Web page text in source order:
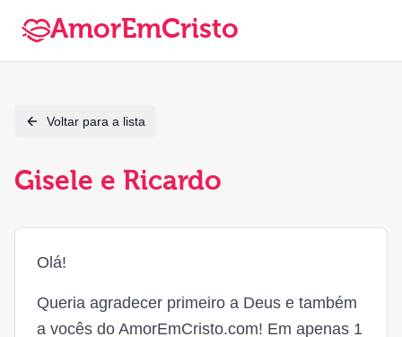
AmorEmCristo
Voltar para a lista
Gisele e Ricardo
Olá!
Queria agradecer primeiro a Deus e também
a vocês do AmorEmCristo.com! Em apenas 1